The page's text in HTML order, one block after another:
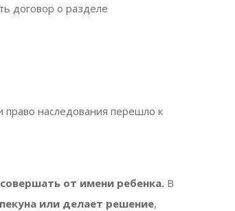
договор о разделе
право наследования перешло к
от имени ребенка.В
или делает решение,